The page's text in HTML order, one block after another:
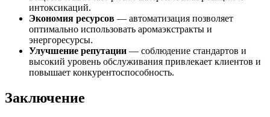
интоксикаций.
Экономия ресурсов — автоматизация позволяет
оптимально использовать аромаэкстракты и
энергоресурсы.
Улучшение репутации — соблюдение стандартов и
высокий уровень обслуживания привлекает клиентов и
повышает конкурентоспособность.
Заключение